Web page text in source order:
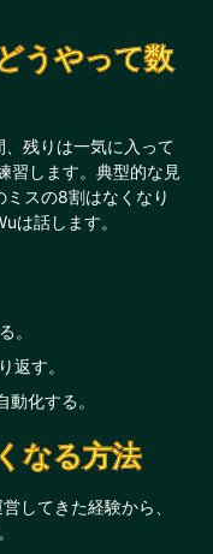
うやって数
、残りは一気に入って
習します。典型的な見
スの8割はなくなり
は話します。
。
返す。
化する。
なる方法
してきた経験から、